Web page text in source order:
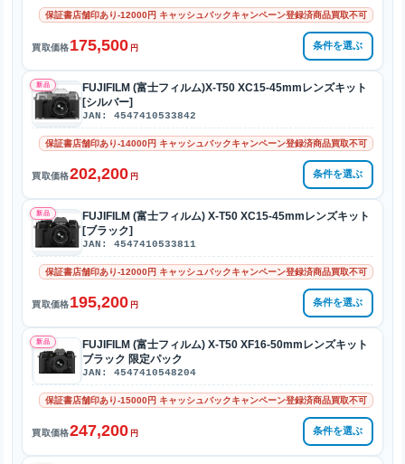
保証書店舗印あり-12000円 キャッシュバックキャンペーン登録済商品買取不可
買取価格175,500 円 条件を選ぶ
新品
FUJIFILM (富士フィルム)X-T50 XC15-45mmレンズキット
[シルバー]
JAN: 4547410533842
保証書店舗印あり-14000円 キャッシュバックキャンペーン登録済商品買取不可
買取価格202,200 円 条件を選ぶ
新品
FUJIFILM (富士フィルム) X-T50 XC15-45mmレンズキット
[ブラック]
JAN: 4547410533811
保証書店舗印あり-12000円 キャッシュバックキャンペーン登録済商品買取不可
買取価格195,200 円 条件を選ぶ
新品
FUJIFILM (富士フィルム) X-T50 XF16-50mmレンズキット
ブラック 限定パック
JAN: 4547410548204
保証書店舗印あり-15000円 キャッシュバックキャンペーン登録済商品買取不可
買取価格247,200 円 条件を選ぶ